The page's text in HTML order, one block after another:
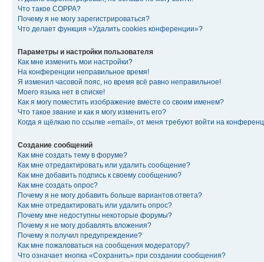
Что такое COPPA?
Почему я не могу зарегистрироваться?
Что делает функция «Удалить cookies конференции»?
Параметры и настройки пользователя
Как мне изменить мои настройки?
На конференции неправильное время!
Я изменил часовой пояс, но время всё равно неправильное!
Моего языка нет в списке!
Как я могу поместить изображение вместе со своим именем?
Что такое звание и как я могу изменить его?
Когда я щёлкаю по ссылке «email», от меня требуют войти на
Создание сообщений
Как мне создать тему в форуме?
Как мне отредактировать или удалить сообщение?
Как мне добавить подпись к своему сообщению?
Как мне создать опрос?
Почему я не могу добавить больше вариантов ответа?
Как мне отредактировать или удалить опрос?
Почему мне недоступны некоторые форумы?
Почему я не могу добавлять вложения?
Почему я получил предупреждение?
Как мне пожаловаться на сообщения модератору?
Что означает кнопка «Сохранить» при создании сообщения?